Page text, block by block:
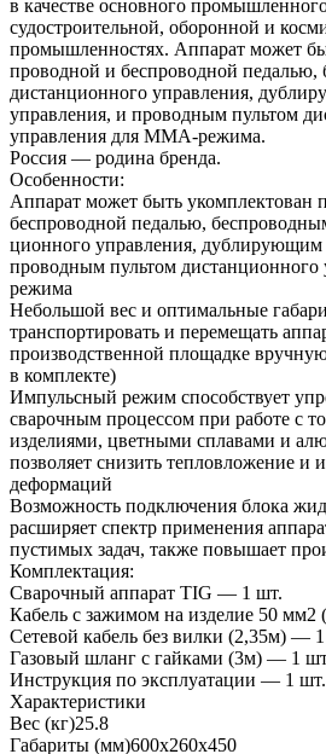
в качестве основного
судостроительной, оборонной и
промышленностях. Аппарат может
проводной и беспроводной педалью,
дистанционного управления,
управления, и проводным пультом
управления для ММА-режима.
Россия — родина бренда.
Особенности:
Аппарат может быть укомплектован
беспроводной педалью,
ционного управления, дублирующим
проводным пультом
режима
Неболь­шой вес и оптимальные
транс­портировать и перемещать
производственной пло­щадке
в комплекте)
Импульсный режим способствует
сварочным процессом при работе с
изделиями, цветными сплавами и
позволяет снизить тепловложение и
деформаций
Возможность подключения блока
расширяет спектр применения
пустимых задач, также повы­шает
Комплектация:
Сварочный аппарат TIG — 1 шт.
Кабель с зажимом на изделие 50
Сетевой кабель без вилки (2,35м) —
Газовый шланг с гайками (3м) — 1
Инструкция по эксплуатации — 1 шт.
Характеристики
Вес (кг)25.8
Габариты (мм)600х260х450